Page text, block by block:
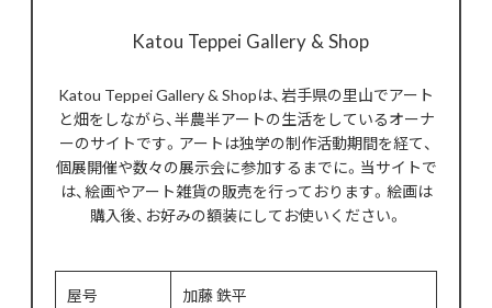
Katou Teppei Gallery & Shop
Katou Teppei Gallery & Shopは、岩手県の里山でアート
と畑をしながら、半農半アートの生活をしているオーナ
ーのサイトです。アートは独学の制作活動期間を経て、
個展開催や数々の展示会に参加するまでに。当サイトで
は、絵画やアート雑貨の販売を行っております。絵画は
購入後、お好みの額装にしてお使いください。
屋号 加藤 鉄平